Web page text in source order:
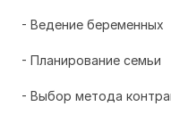
- Ведение беременных
- Планирование семьи
- Выбор метода